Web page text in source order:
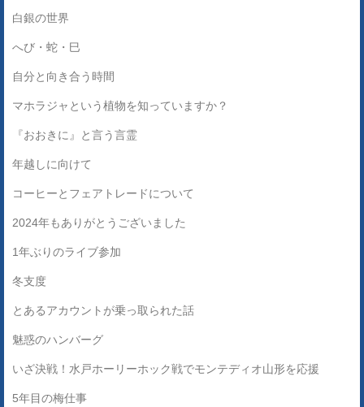
白銀の世界
へび・蛇・巳
自分と向き合う時間
マホラジャという植物を知っていますか？
『おおきに』と言う言霊
年越しに向けて
コーヒーとフェアトレードについて
2024年もありがとうございました
1年ぶりのライブ参加
冬支度
とあるアカウントが乗っ取られた話
魅惑のハンバーグ
いざ決戦！水戸ホーリーホック戦でモンテディオ山形を応援
5年目の梅仕事